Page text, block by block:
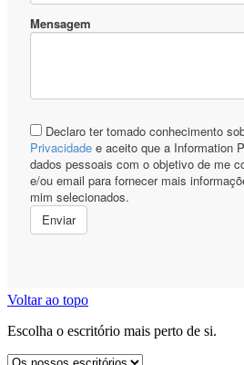
Voltar ao topo
Escolha o escritório mais perto de si.